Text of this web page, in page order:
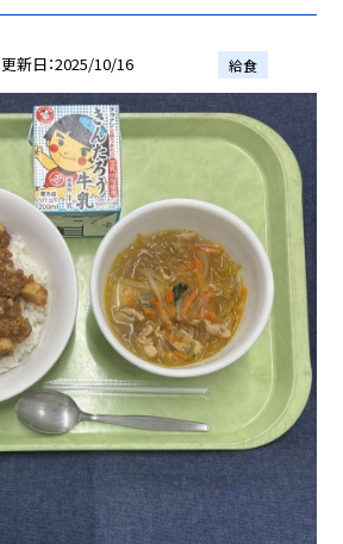
更新日 2025/10/16 給食